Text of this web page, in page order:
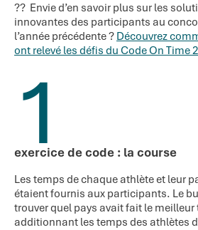
?? Envie d’en savoir plus sur les
innovantes des participants au
l’année précédente ? Découvrez
ont relevé les défis du Code On Time
1
exercice de code : la course
Les temps de chaque athlète et leur
étaient fournis aux participants. Le
trouver quel pays avait fait le meilleur
additionnant les temps des athlètes